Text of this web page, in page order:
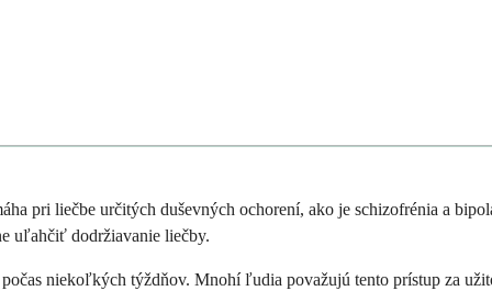
pri liečbe určitých duševných ochorení, ako je schizofrénia a
uľahčiť dodržiavanie liečby.
niekoľkých týždňov. Mnohí ľudia považujú tento prístup za